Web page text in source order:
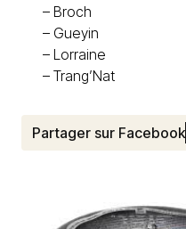
– Broch
– Gueyin
– Lorraine
– Trang’Nat
Partager sur Facebook